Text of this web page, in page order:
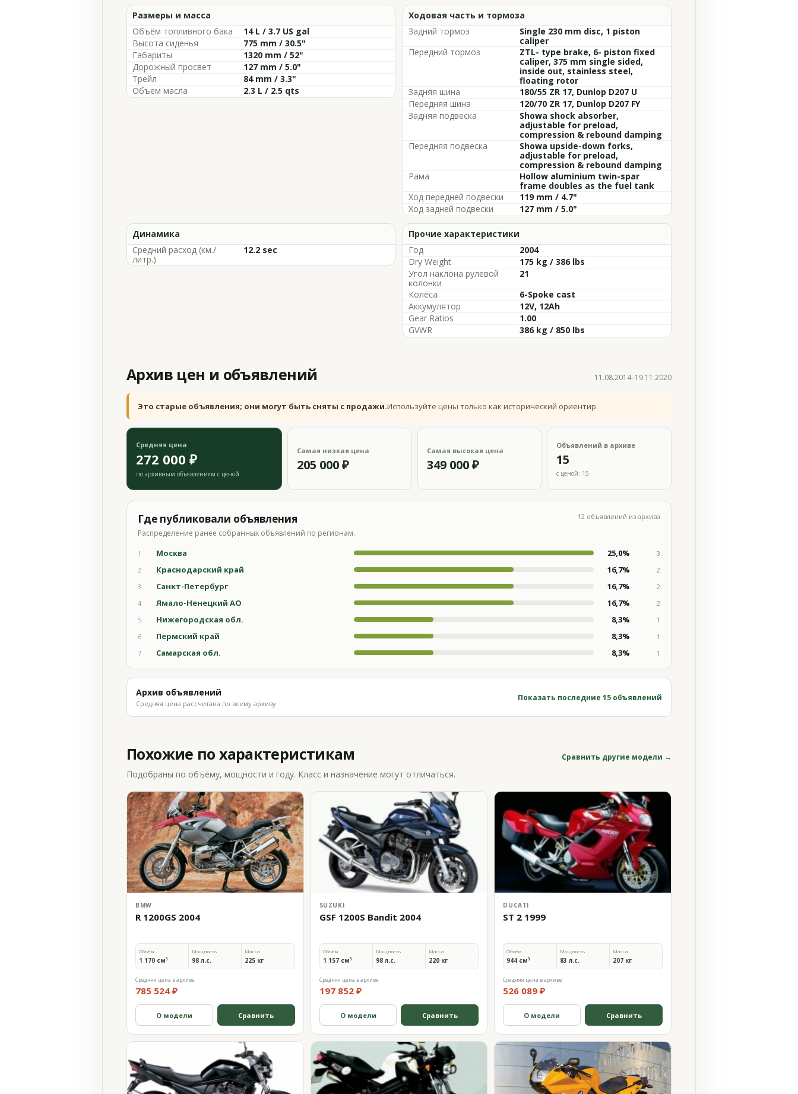
Размеры и масса
Объём топливного бака
14 L / 3.7 US gal
Высота сиденья
775 mm / 30.5"
Габариты
1320 mm / 52"
Дорожный просвет
127 mm / 5.0"
Трейл
84 mm / 3.3"
Объем масла
2.3 L / 2.5 qts
Ходовая часть и тормоза
Задний тормоз
Single 230 mm disc, 1 piston
caliper
Передний тормоз
ZTL- type brake, 6- piston fixed
caliper, 375 mm single sided,
inside out, stainless steel,
floating rotor
Задняя шина
180/55 ZR 17, Dunlop D207 U
Передняя шина
120/70 ZR 17, Dunlop D207 FY
Задняя подвеска
Showa shock absorber,
adjustable for preload,
compression & rebound damping
Передняя подвеска
Showa upside-down forks,
adjustable for preload,
compression & rebound damping
Рама
Hollow aluminium twin-spar
frame doubles as the fuel tank
Ход передней подвески
119 mm / 4.7"
Ход задней подвески
127 mm / 5.0"
Динамика
Средний расход (км./
литр.)
12.2 sec
Прочие характеристики
Год
2004
Dry Weight
175 kg / 386 lbs
Угол наклона рулевой
колонки
21
Колёса
6-Spoke cast
Аккумулятор
12V, 12Ah
Gear Ratios
1.00
GVWR
386 kg / 850 lbs
Архив цен и объявлений 11.08.2014–19.11.2020
Это старые объявления; они могут быть сняты с продажи.Используйте цены только как исторический ориентир.
Средняя цена
272 000 ₽
по архивным объявлениям с ценой
Самая низкая цена
205 000 ₽
Самая высокая цена
349 000 ₽
Объявлений в архиве
15
с ценой: 15
Где публиковали объявления
Распределение ранее собранных объявлений по регионам.
12 объявлений из архива
1 Москва 25,0%
3
2
Краснодарский край 16,7%
2
3
Санкт-Петербург 16,7%
2
4
Ямало-Ненецкий АО 16,7%
2
5
Нижегородская обл. 8,3%
1
6
Пермский край 8,3%
1
7
Самарская обл. 8,3% 1
Архив объявлений
Средняя цена рассчитана по всему архиву
Показать последние 15 объявлений
Похожие по характеристикам Сравнить другие модели →
Подобраны по объёму, мощности и году. Класс и назначение могут отличаться.
BMW
R 1200GS 2004
Объём
1 170 см³
Мощность
98 л.с.
Масса
225 кг
Средняя цена в архиве
785 524 ₽
О модели Сравнить
SUZUKI
GSF 1200S Bandit 2004
Объём
1 157 см³
Мощность
98 л.с.
Масса
220 кг
Средняя цена в архиве
197 852 ₽
О модели Сравнить
DUCATI
ST 2 1999
Объём
944 см³
Мощность
83 л.с.
Масса
207 кг
Средняя цена в архиве
526 089 ₽
О модели Сравнить